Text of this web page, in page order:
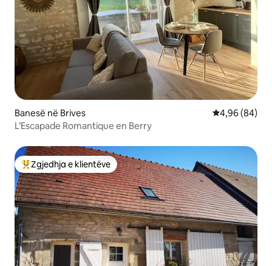
Banesë në Brives Vlerësimi
4,96 (84)
L’Escapade Romantique en Berry
Më të mirat e zgjedhjeve të klientëve
Zgjedhja e klientëve